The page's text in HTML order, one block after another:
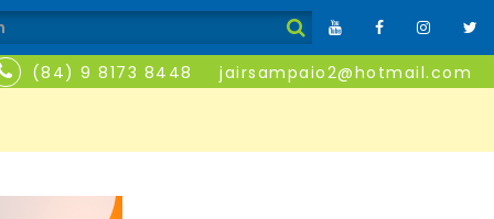
(84) 9 8173 8448 jairsampaio2@hotmail.com